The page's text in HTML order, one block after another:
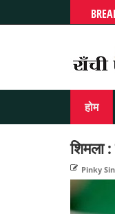
होम
शिमला
Pinky